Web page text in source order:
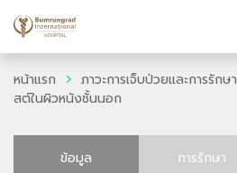
หน้าแรก ภาวะการเจ็บป่วยและการรักษา
สต์ในผิวหนังชั้นนอก
ข้อมูล การรักษา